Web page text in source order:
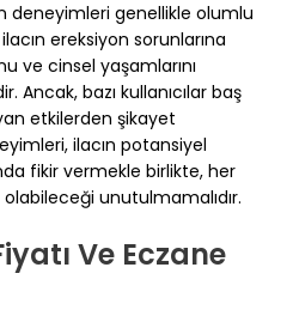
deneyimleri genellikle olumlu
ereksiyon sorunlarına
ve cinsel yaşamlarını
Ancak, bazı kullanıcılar baş
yan etkilerden şikayet
ilacın potansiyel
fikir vermekle birlikte, her
unutulmamalıdır.
Ve Eczane